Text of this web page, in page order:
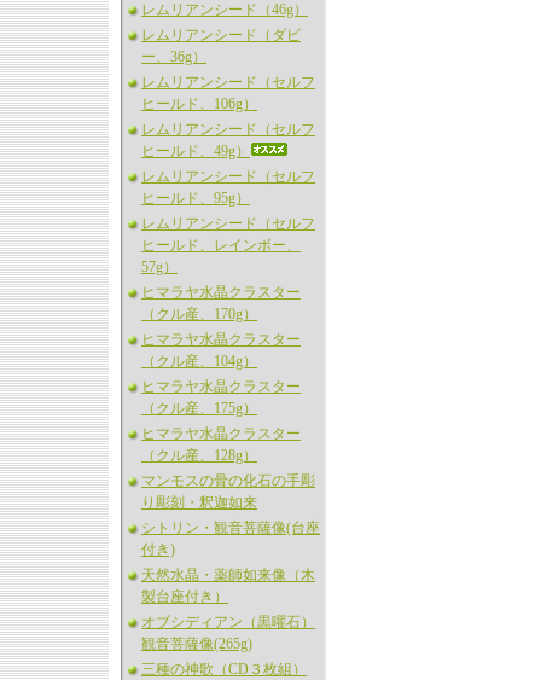
レムリアンシード（46g）
レムリアンシード（ダビ
ー、36g）
レムリアンシード（セルフ
ヒールド、106g）
レムリアンシード（セルフ
ヒールド、49g）
レムリアンシード（セルフ
ヒールド、95g）
レムリアンシード（セルフ
ヒールド、レインボー、
57g）
ヒマラヤ水晶クラスター
（クル産、170g）
ヒマラヤ水晶クラスター
（クル産、104g）
ヒマラヤ水晶クラスター
（クル産、175g）
ヒマラヤ水晶クラスター
（クル産、128g）
マンモスの骨の化石の手彫
り彫刻・釈迦如来
シトリン・観音菩薩像(台座
付き)
天然水晶・薬師如来像（木
製台座付き）
オブシディアン（黒曜石）
観音菩薩像(265g)
三種の神歌（CD３枚組）